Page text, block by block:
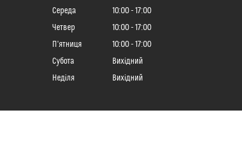
Середа
10:00
17:00
Четвер
10:00
17:00
Пʼятниця
10:00
17:00
Субота
Вихідний
Неділя
Вихідний